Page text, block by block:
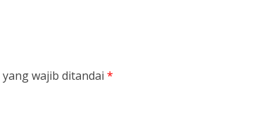
yang wajib ditandai *